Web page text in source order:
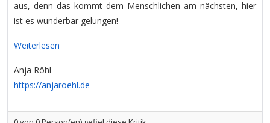
aus, denn das kommt dem Menschlichen am nächsten, hier
ist es wunderbar gelungen!
Weiterlesen
Anja Röhl
https://anjaroehl.de